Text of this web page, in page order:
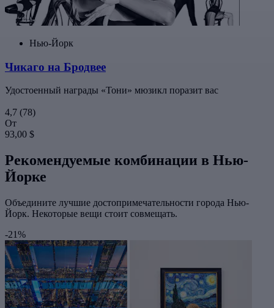
Нью-Йорк
Чикаго на Бродвее
Удостоенный награды «Тони» мюзикл поразит вас
4,7 (78)
От
93,00 $
Рекомендуемые комбинации в Нью-
Йорке
Объедините лучшие достопримечательности города Нью-
Йорк. Некоторые вещи стоит совмещать.
-21%